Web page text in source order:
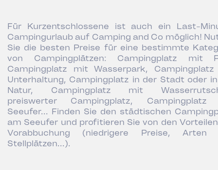
Für Kurzentschlossene ist auch ein Last-
Campingurlaub auf Camping and Co möglich!
Sie die besten Preise für eine bestimmte
von Campingplätzen: Campingplatz mit
Campingplatz mit Wasserpark,
Unterhaltung, Campingplatz in der Stadt oder
Natur, Campingplatz mit
preiswerter Campingplatz, Campingplatz
Seeufer... Finden Sie den städtischen
am Seeufer und profitieren Sie von den
Vorabbuchung (niedrigere Preise, Arten
Stellplätzen...).